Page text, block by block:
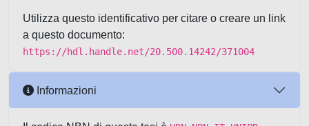
Utilizza questo identificativo per citare o creare un link
a questo documento:
https://hdl.handle.net/20.500.14242/371004
Informazioni